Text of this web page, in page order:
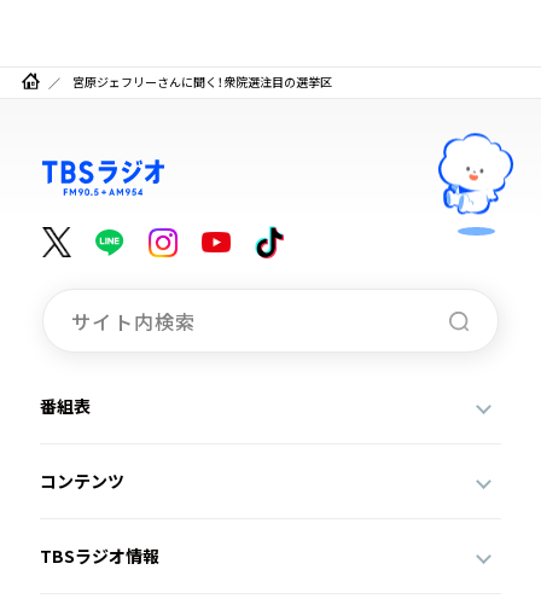
宮原ジェフリーさんに聞く！衆院選注目の選挙区
番組表
コンテンツ
TBSラジオ情報